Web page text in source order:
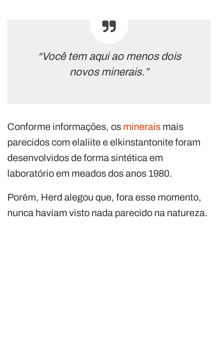
“Você tem aqui ao menos dois
novos minerais.”
Conforme informações, os minerais mais
parecidos com elaliite e elkinstantonite foram
desenvolvidos de forma sintética em
laboratório em meados dos anos 1980.
Porém, Herd alegou que, fora esse momento,
nunca haviam visto nada parecido na natureza.